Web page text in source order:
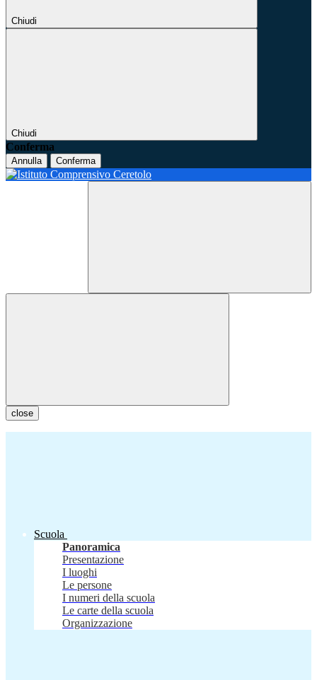
Chiudi
Chiudi
Conferma
Annulla Conferma
close
Scuola
Panoramica
Presentazione
I luoghi
Le persone
I numeri della scuola
Le carte della scuola
Organizzazione